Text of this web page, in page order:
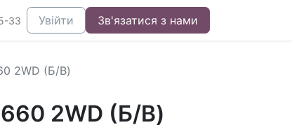
33 Увійти Зв'язатися з нами
2WD (Б/В)
2WD (Б/В)